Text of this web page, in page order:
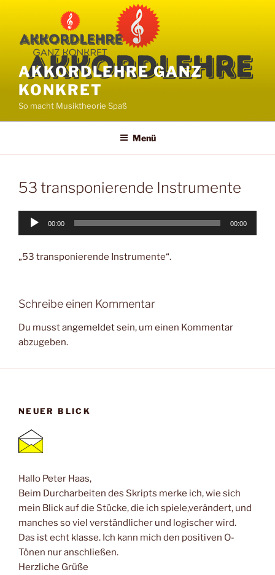
springen
AKKORDLEHRE GANZ
KONKRET
So macht Musiktheorie Spaß
Menü
53 transponierende Instrumente
Audio-
00:00 00:00
„53 transponierende Instrumente“.
Schreibe einen Kommentar
Du musstangemeldetsein, um einen Kommentar
abzugeben.
NEUER BLICK
Hallo Peter Haas,
Beim Durcharbeiten des Skripts merke ich, wie sich
mein Blick auf die Stücke, die ich spiele,verändert, und
manches so viel verständlicher und logischer wird.
Das ist echt klasse. Ich kann mich den positiven O-
Tönen nur anschließen.
Herzliche Grüße